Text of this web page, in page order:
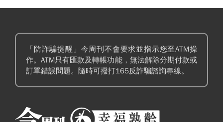
「防詐騙提醒」今周刊不會要求並指示您至ATM操
作。ATM只有匯款及轉帳功能，無法解除分期付款或
訂單錯誤問題。隨時可撥打165反詐騙諮詢專線。